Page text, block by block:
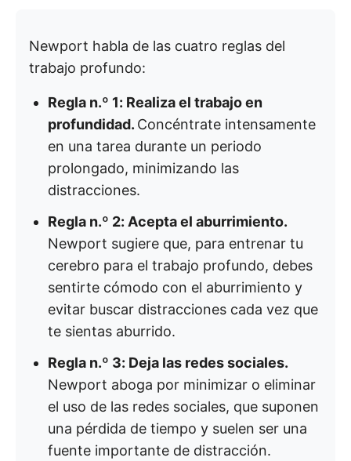
Newport habla de las cuatro reglas del
trabajo profundo:
Regla n.º 1: Realiza el trabajo en
profundidad. Concéntrate intensamente
en una tarea durante un periodo
prolongado, minimizando las
distracciones.
Regla n.º 2: Acepta el aburrimiento.
Newport sugiere que, para entrenar tu
cerebro para el trabajo profundo, debes
sentirte cómodo con el aburrimiento y
evitar buscar distracciones cada vez que
te sientas aburrido.
Regla n.º 3: Deja las redes sociales.
Newport aboga por minimizar o eliminar
el uso de las redes sociales, que suponen
una pérdida de tiempo y suelen ser una
fuente importante de distracción.